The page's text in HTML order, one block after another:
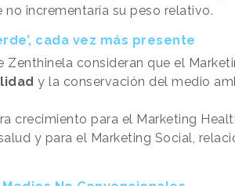
no incrementaría su peso relativo.
cada vez más presente
Zenthinela consideran que el
y la conservación del medio
crecimiento para el Marketing
y para el Marketing Social,